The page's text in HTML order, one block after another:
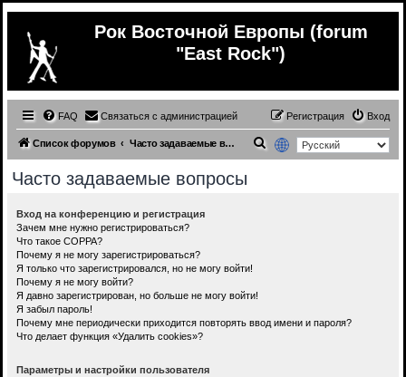
Рок Восточной Европы (forum
"East Rock")
FAQ Связаться с администрацией Вход
Регистрация
Список форумов Часто задаваемые вопросы
Часто задаваемые вопросы
Вход на конференцию и регистрация
Зачем мне нужно регистрироваться?
Что такое COPPA?
Почему я не могу зарегистрироваться?
Я только что зарегистрировался, но не могу войти!
Почему я не могу войти?
Я давно зарегистрирован, но больше не могу войти!
Я забыл пароль!
Почему мне периодически приходится повторять ввод имени и пароля?
Что делает функция «Удалить cookies»?
Параметры и настройки пользователя